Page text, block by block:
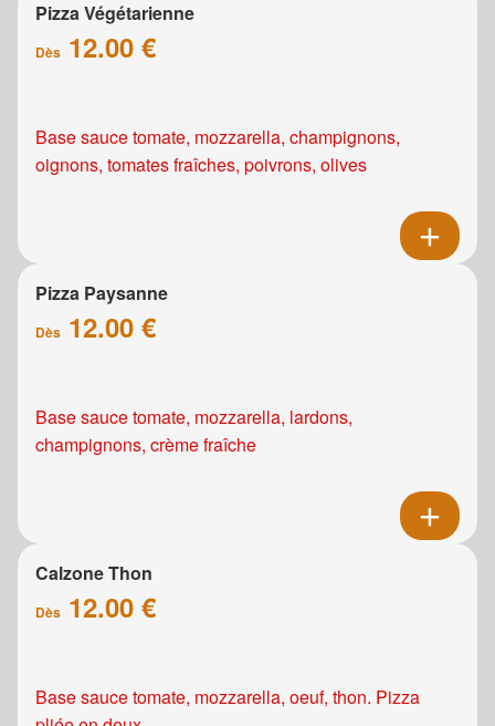
Pizza Végétarienne
Dès 12.00 €
Base sauce tomate, mozzarella, champignons,
oignons, tomates fraîches, poivrons, olives
Pizza Paysanne
Dès 12.00 €
Base sauce tomate, mozzarella, lardons,
champignons, crème fraîche
Calzone Thon
Dès 12.00 €
Base sauce tomate, mozzarella, oeuf, thon. Pizza